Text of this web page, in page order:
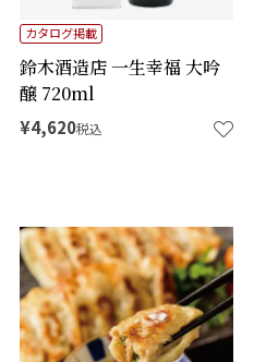
鈴木酒造店 一生幸福 大吟
醸 720ml
カタログ掲載
¥4,620税込